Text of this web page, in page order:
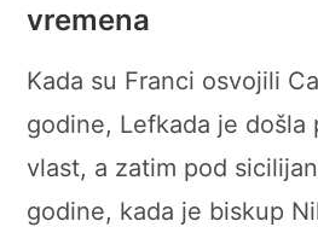
vremena
Kada su Franci osvojili
godine, Lefkada je došla
vlast, a zatim pod
godine, kada je biskup